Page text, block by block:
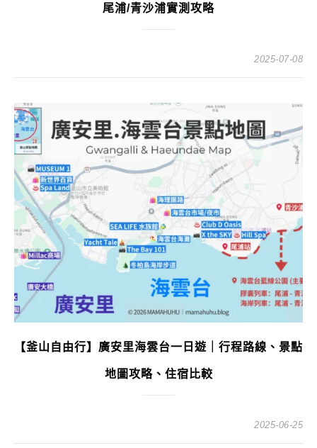
尾浦/青沙浦實測攻略
2025-07-08
【釜山自由行】廣安里海雲台一日遊｜行程路線、景點
地圖攻略、住宿比較
2025-06-25